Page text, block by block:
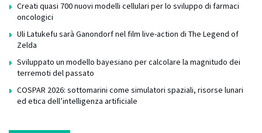
Creati quasi 700 nuovi modelli cellulari per lo sviluppo di farmaci
oncologici
Uli Latukefu sarà Ganondorf nel film live-action di The Legend of
Zelda
Sviluppato un modello bayesiano per calcolare la magnitudo dei
terremoti del passato
COSPAR 2026: sottomarini come simulatori spaziali, risorse lunari
ed etica dell’intelligenza artificiale